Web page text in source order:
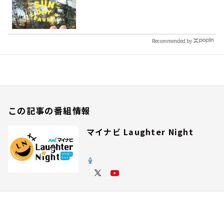
Recommended by
この記事の番組情報
マイナビ Laughter Night